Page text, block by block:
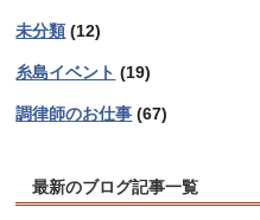
未分類 (12)
糸島イベント (19)
調律師のお仕事 (67)
最新のブログ記事一覧